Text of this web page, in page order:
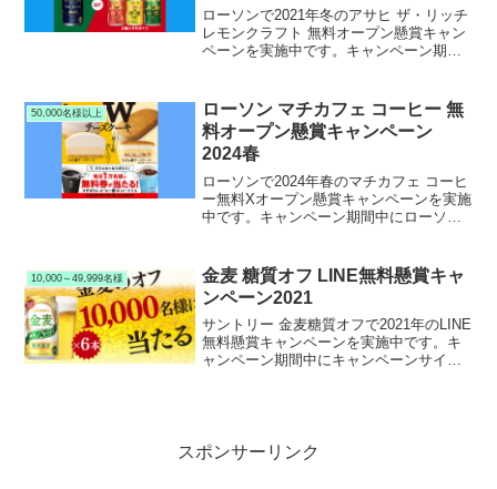
ローソンで2021年冬のアサヒ ザ・リッチ
レモンクラフト 無料オープン懸賞キャン
ペーンを実施中です。キャンペーン期間
名様にアサヒザ・リッチ またはレモンク
ラフト ローソン無料引換クーポンが当た
ります。
50,000名様以上
ローソン マチカフェ コーヒー 無
料オープン懸賞キャンペーン
2024春
ローソンで2024年春のマチカフェ コーヒ
ー無料Xオープン懸賞キャンペーンを実施
中です。キャンペーン期間中にローソン
ローソン マチカフェ コーヒーが当たりま
す。
10,000～49,999名様
金麦 糖質オフ LINE無料懸賞キャ
ンペーン2021
サントリー 金麦糖質オフで2021年のLINE
無料懸賞キャンペーンを実施中です。キ
ャンペーン期間中にキャンペーンサイト
スポンサーリンク